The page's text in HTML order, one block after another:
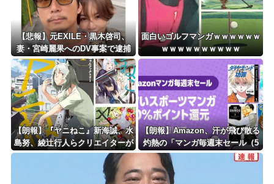
【悲報】元EXILE・黒木啓司、
妻・宮崎麗果へのDV事案で逮捕
されていた！宮崎は全身打撲、頭
部裂傷及び打撲、頸部損傷・・・
面白いゴルフマンガｗｗｗｗｗｗ
ｗｗｗｗｗｗｗｗｗｗ
【朗報】『ヤニねこ』新海誠、水
島努、綾辻行人らクリエイターが
絶賛ｗｗｗｗｗｗｗｗｗ
【朗報】Amazon、汗が飛び散る
灼熱の「マンガ毎週末セール（5
0%還元）」を開催ｗｗｗｗｗｗ